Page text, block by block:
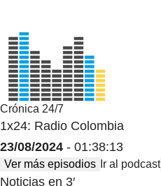
Crónica 24/7
1x24: Radio Colombia
23/08/2024 - 01:38:13
Ver más episodios Ir al podcast
Noticias en 3′